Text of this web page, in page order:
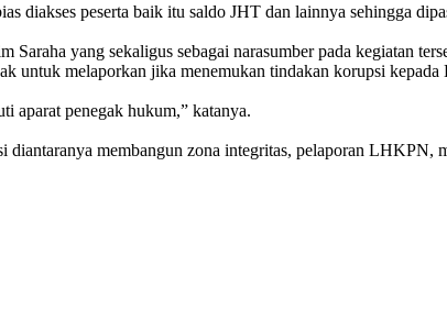
diakses peserta baik itu saldo JHT dan lainnya sehingga
yang sekaligus sebagai narasumber pada kegiatan
untuk melaporkan jika menemukan tindakan korupsi
aparat penegak hukum,” katanya.
membangun zona integritas, pelaporan LHKPN,